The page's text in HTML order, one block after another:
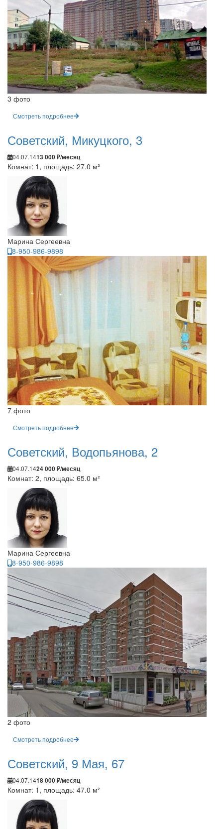
3 фото
Смотреть подробнее
Советский, Микуцкого, 3
04.07.1413 000 ₽/месяц
Комнат: 1, площадь: 27.0 м²
Марина Сергеевна
8-950-986-9898
7 фото
Смотреть подробнее
Советский, Водопьянова, 2
04.07.1424 000 ₽/месяц
Комнат: 2, площадь: 65.0 м²
Марина Сергеевна
8-950-986-9898
2 фото
Смотреть подробнее
Советский, 9 Мая, 67
04.07.1418 000 ₽/месяц
Комнат: 1, площадь: 47.0 м²